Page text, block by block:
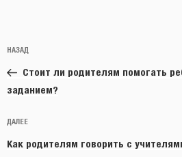
по
записям
Предыдущая
запись:
НАЗАД
Стоит ли родителям помогать
заданием?
Следующая
запись
ДАЛЕЕ
Как родителям говорить с